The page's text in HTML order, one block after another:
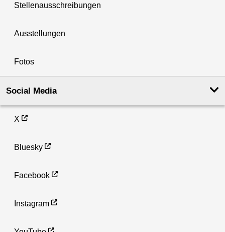
Stellenausschreibungen
Ausstellungen
Fotos
Social Media
X
Bluesky
Facebook
Instagram